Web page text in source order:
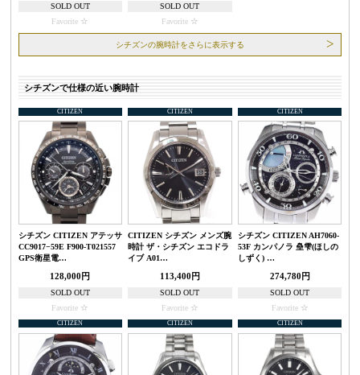
SOLD OUT
Favorite
SOLD OUT
Favorite
シチズンの腕時計をさらに表示する
シチズンで仕様の近い腕時計
CITIZEN
シチズン CITIZEN アテッサ
CC9017−59E F900-T021557
GPS衛星電…
128,000円
SOLD OUT
Favorite
CITIZEN
CITIZEN シチズン メンズ腕
時計 ザ・シチズン エコドラ
イブ A01…
113,400円
SOLD OUT
Favorite
CITIZEN
シチズン CITIZEN AH7060-
53F カンパノラ 皨雫(ほしの
しずく) …
274,780円
SOLD OUT
Favorite
CITIZEN CITIZEN CITIZEN